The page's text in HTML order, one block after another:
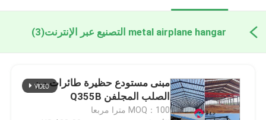
metal airplane hangar التصنيع عبر الإنترنت (3)
مبنى مستودع حظيرة طائرات من
الصلب المجلفن Q355B
MOQ：100 مترا مربعا